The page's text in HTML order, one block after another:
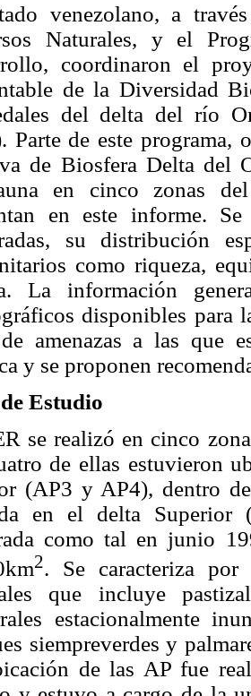
venezolano, a
Naturales, y el
coordinaron el
de la Diversidad
del delta del río
Parte de este programa,
de Biosfera Delta
en cinco zonas
en este informe.
su distribución
como riqueza,
La información
disponibles para
amenazas a las que
y se proponen
Estudio
se realizó en cinco
de ellas estuvieron
(AP3 y AP4), dentro
en el delta
como tal en junio
2. Se caracteriza por
que incluye
estacionalmente
siempreverdes y
de las AP fue